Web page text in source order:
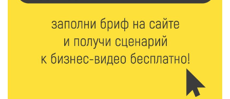
рассказ о жизни пчёл
Открыт набор на программу амбассадоров для
студентов российских вузов